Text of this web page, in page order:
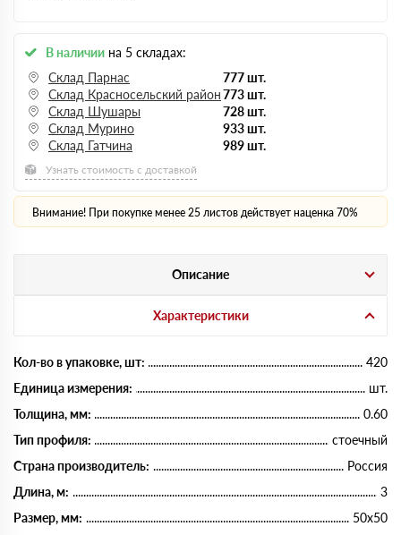
В наличии на 5 складах:
Склад Парнас
777 шт.
Склад Красносельский район773 шт.
Склад Шушары
728 шт.
Склад Мурино
933 шт.
Склад Гатчина
989 шт.
Узнать стоимость с доставкой
Внимание! При покупке менее 25 листов действует наценка 70%
Описание
Характеристики
Кол-во в упаковке, шт:
420
Единица измерения:
шт.
Толщина, мм:
0.60
Тип профиля:
стоечный
Страна производитель:
Россия
Длина, м:
3
Размер, мм:
50х50